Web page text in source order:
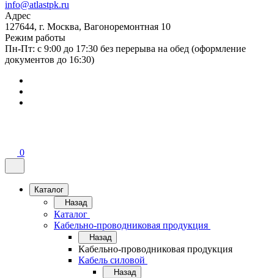
info@atlastpk.ru
Адрес
127644, г. Москва, Вагоноремонтная 10
Режим работы
Пн-Пт: с 9:00 до 17:30 без перерыва на обед (оформление
документов до 16:30)
0
Каталог
Назад
Каталог
Кабельно-проводниковая продукция
Назад
Кабельно-проводниковая продукция
Кабель силовой
Назад